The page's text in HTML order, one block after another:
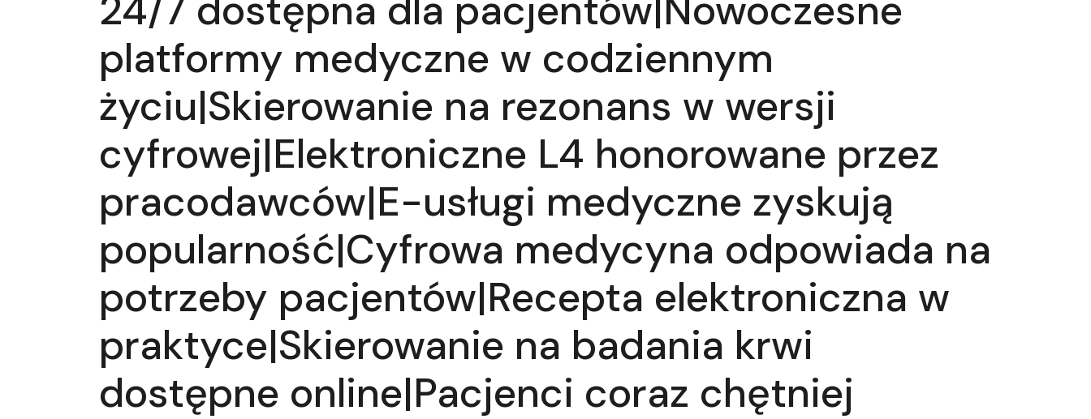
platformy medyczne w codziennym
życiu|Skierowanie na rezonans w wersji
cyfrowej|Elektroniczne L4 honorowane przez
pracodawców|E-usługi medyczne zyskują
popularność|Cyfrowa medycyna odpowiada na
potrzeby pacjentów|Recepta elektroniczna w
praktyce|Skierowanie na badania krwi
dostępne online|Pacjenci coraz chętniej